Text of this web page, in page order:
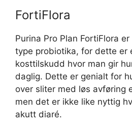
FortiFlora
Purina Pro Plan FortiFlora
type probiotika, for dette er
kosttilskudd hvor man gir
daglig. Dette er genialt for
over sliter med løs avføring
men det er ikke like nyttig
akutt diaré.